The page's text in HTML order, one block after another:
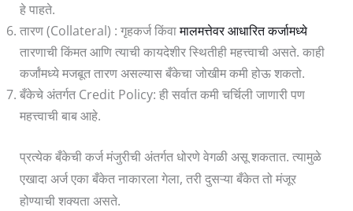
हे पाहते.
तारण (Collateral) : गृहकर्ज किंवामालमत्तेवर आधारित कर्जामध्ये
तारणाची किंमत आणि त्याची कायदेशीर स्थितीही महत्त्वाची असते. काही
कर्जांमध्ये मजबूत तारण असल्यास बँकेचा जोखीम कमी होऊ शकतो.
बँकेचे अंतर्गत Credit Policy: ही सर्वात कमी चर्चिली जाणारी पण
महत्त्वाची बाब आहे.
प्रत्येक बँकेची कर्ज मंजुरीची अंतर्गत धोरणे वेगळी असू शकतात. त्यामुळे
एखादा अर्ज एका बँकेत नाकारला गेला, तरी दुसऱ्या बँकेत तो मंजूर
होण्याची शक्यता असते.